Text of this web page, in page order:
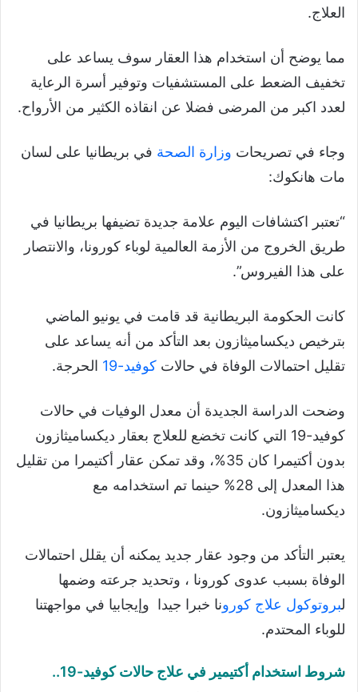
العلاج.
مما يوضح أن استخدام هذا العقار سوف يساعد على
تخفيف الضعط على المستشفيات وتوفير أسرة الرعاية
لعدد اكبر من المرضى فضلا عن انقاذه الكثير من الأرواح.
وجاء في تصريحات وزارة الصحة في بريطانيا على لسان
مات هانكوك:
“تعتبر اكتشافات اليوم علامة جديدة تضيفها بريطانيا في
طريق الخروج من الأزمة العالمية لوباء كورونا، والانتصار
على هذا الفيروس”.
كانت الحكومة البريطانية قد قامت في يونيو الماضي
بترخيص ديكساميثازون بعد التأكد من أنه يساعد على
تقليل احتمالات الوفاة في حالات كوفيد-19 الحرجة.
وضحت الدراسة الجديدة أن معدل الوفيات في حالات
كوفيد-19 التي كانت تخضع للعلاج بعقار ديكساميثازون
بدون أكتيمرا كان 35%، وقد تمكن عقار أكتيمرا من تقليل
هذا المعدل إلى 28% حينما تم استخدامه مع
ديكساميثازون.
يعتبر التأكد من وجود عقار جديد يمكنه أن يقلل احتمالات
الوفاة بسبب عدوى كورونا ، وتحديد جرعته وضمها
لبروتوكول علاج كورونا خبرا جيدا وإيجابيا في مواجهتنا
للوباء المحتدم.
شروط استخدام أكتيمير في علاج حالات كوفيد-19..